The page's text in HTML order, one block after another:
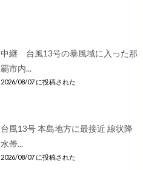
中継 台風13号の暴風域に入った那
覇市内...
2026/08/07 に投稿された
台風13号 本島地方に最接近 線状降
水帯...
2026/08/07 に投稿された